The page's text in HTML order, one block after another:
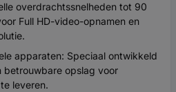
overdrachtssnelheden tot 90
Full HD-video-opnamen en
apparaten: Speciaal ontwikkeld
betrouwbare opslag voor
leveren.